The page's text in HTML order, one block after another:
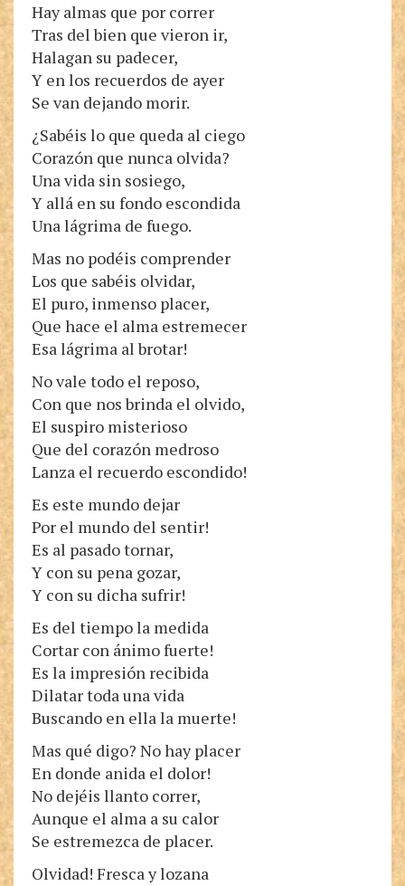
Hay almas que por correr
Tras del bien que vieron ir,
Halagan su padecer,
Y en los recuerdos de ayer
Se van dejando morir.
¿Sabéis lo que queda al ciego
Corazón que nunca olvida?
Una vida sin sosiego,
Y allá en su fondo escondida
Una lágrima de fuego.
Mas no podéis comprender
Los que sabéis olvidar,
El puro, inmenso placer,
Que hace el alma estremecer
Esa lágrima al brotar!
No vale todo el reposo,
Con que nos brinda el olvido,
El suspiro misterioso
Que del corazón medroso
Lanza el recuerdo escondido!
Es este mundo dejar
Por el mundo del sentir!
Es al pasado tornar,
Y con su pena gozar,
Y con su dicha sufrir!
Es del tiempo la medida
Cortar con ánimo fuerte!
Es la impresión recibida
Dilatar toda una vida
Buscando en ella la muerte!
Mas qué digo? No hay placer
En donde anida el dolor!
No dejéis llanto correr,
Aunque el alma a su calor
Se estremezca de placer.
Olvidad! Fresca y lozana